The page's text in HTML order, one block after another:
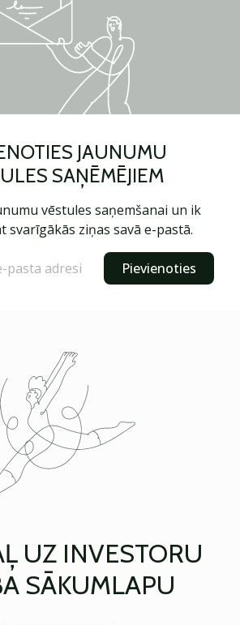
JAUNUMU
SAŅĒMĒJIEM
vēstules saņemšanai un ik
svarīgākās ziņas savā e-pastā.
Pievienoties
UZ INVESTORU
SĀKUMLAPU